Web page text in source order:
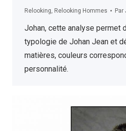
Relooking Relooking Hommes Par
Johan, cette analyse permet
typologie de Johan Jean et
matières, couleurs
personnalité.